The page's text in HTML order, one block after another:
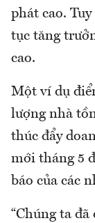
phát cao.
tục tăng
cao.
Một ví dụ
lượng nhà
thúc đẩy
mới tháng 5
báo của các
“Chúng ta